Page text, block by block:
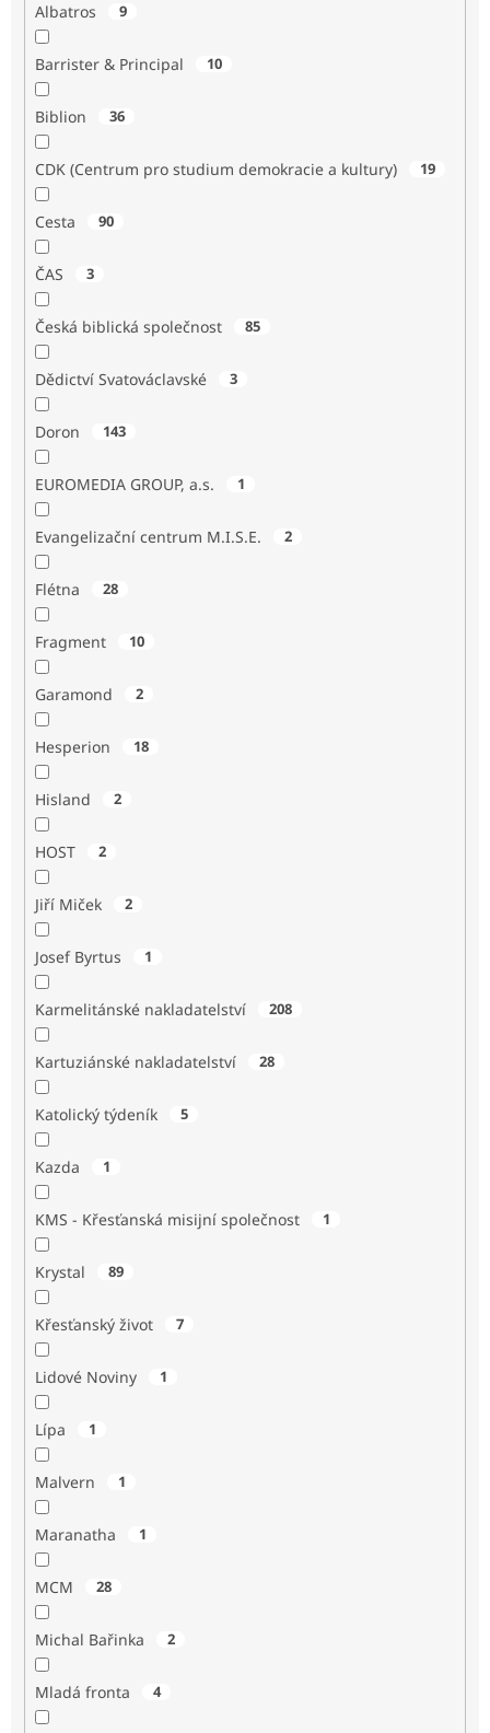
Albatros 9
Barrister & Principal 10
Biblion 36
CDK (Centrum pro studium demokracie a kultury) 19
Cesta 90
ČAS 3
Česká biblická společnost 85
Dědictví Svatováclavské 3
Doron 143
EUROMEDIA GROUP, a.s. 1
Evangelizační centrum M.I.S.E. 2
Flétna 28
Fragment 10
Garamond 2
Hesperion 18
Hisland 2
HOST 2
Jiří Miček 2
Josef Byrtus 1
Karmelitánské nakladatelství 208
Kartuziánské nakladatelství 28
Katolický týdeník 5
Kazda 1
KMS - Křesťanská misijní společnost 1
Krystal 89
Křesťanský život 7
Lidové Noviny 1
Lípa 1
Malvern 1
Maranatha 1
MCM 28
Michal Bařinka 2
Mladá fronta 4